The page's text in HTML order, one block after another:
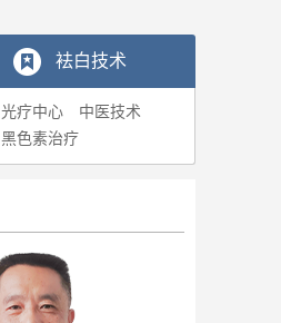
袪白技术
光疗中心
中医技术
黑色素治疗